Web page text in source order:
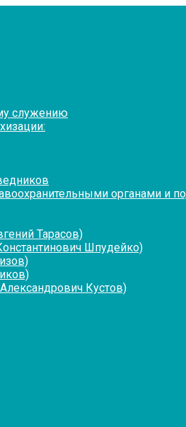
служению
органами и
Тарасов)
Шпудейко)
Кустов)